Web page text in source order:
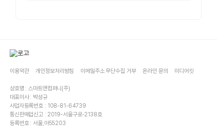
이용약관 개인정보처리방침 이메일주소 무단수집 거부 온라인 문의 미디어킷
상호명 : 스마트앤컴퍼니(주)
대표이사 : 박성규
사업자등록번호 : 108-81-64739
통신판매업신고 : 2019-서울구로-2138호
등록번호 : 서울,아55203